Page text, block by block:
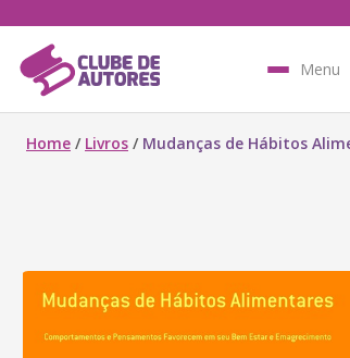
Menu
Home / Livros / Mudanças de Hábitos